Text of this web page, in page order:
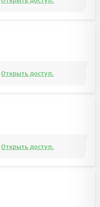
Открыть доступ.
Открыть доступ.